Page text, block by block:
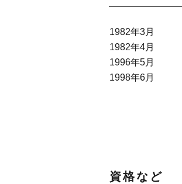
1982年3月
1982年4月
1996年5月
1998年6月
資格など